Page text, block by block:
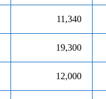
11,340
19,300
12,000